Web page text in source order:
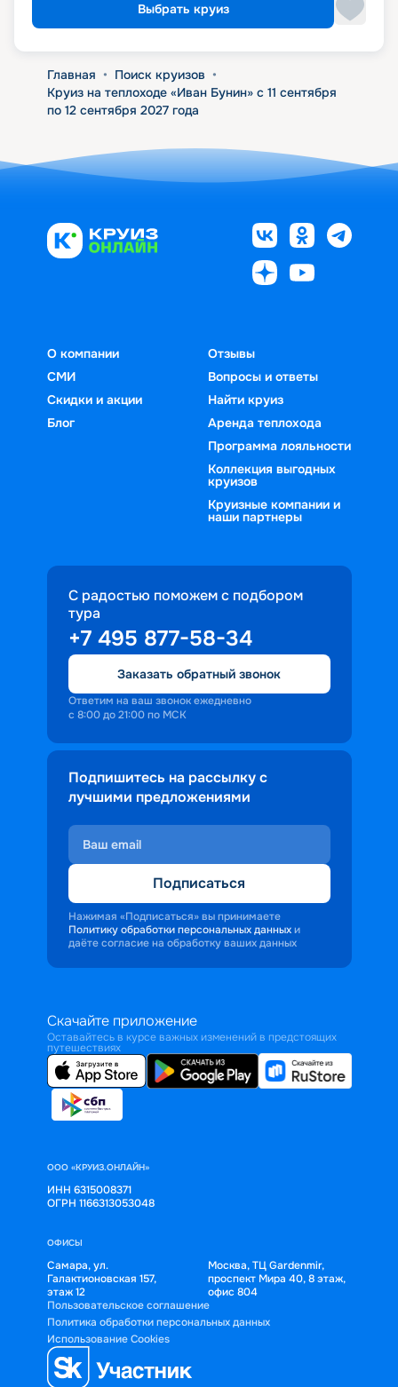
Выбрать круиз
Главная • Поиск круизов •
Круиз на теплоходе «Иван Бунин» с 11 сентября
по 12 сентября 2027 года
О компании
СМИ
Скидки и акции
Блог
Отзывы
Вопросы и ответы
Найти круиз
Аренда теплохода
Программа лояльности
Коллекция выгодных
круизов
Круизные компании и
наши партнеры
С радостью поможем с подбором
тура
+7 495 877-58-34
Заказать обратный звонок
Ответим на ваш звонок ежедневно
с 8:00 до 21:00 по МСК
Подпишитесь на рассылку с
лучшими предложениями
Подписаться
Нажимая «Подписаться» вы принимаете
Политику обработки персональных данных и
даёте согласие на обработку ваших данных
Скачайте приложение
Оставайтесь в курсе важных изменений в предстоящих
путешествиях
ООО «КРУИЗ.ОНЛАЙН»
ИНН 6315008371
ОГРН 1166313053048
ОФИСЫ
Самара, ул.
Галактионовская 157,
этаж 12
Москва, ТЦ Gardenmir,
проспект Мира 40, 8 этаж,
офис 804
Пользовательское соглашение
Политика обработки персональных данных
Использование Cookies